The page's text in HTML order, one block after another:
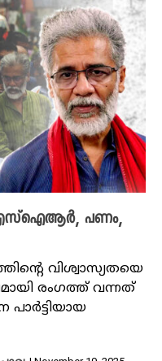
എസ്ഐആർ, പണം,
വിശ്വാസ്യതയെ
രം​ഗത്ത് വന്നത്
പാ‍ർട്ടിയായ